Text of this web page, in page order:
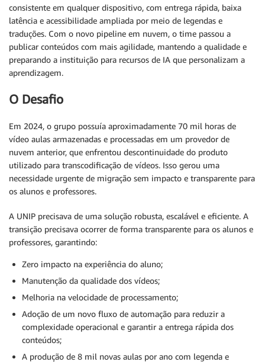
consistente em qualquer dispositivo, com entrega rápida, baixa
latência e acessibilidade ampliada por meio de legendas e
traduções. Com o novo pipeline em nuvem, o time passou a
publicar conteúdos com mais agilidade, mantendo a qualidade e
preparando a instituição para recursos de IA que personalizam a
aprendizagem.
O Desafio
Em 2024, o grupo possuía aproximadamente 70 mil horas de
vídeo aulas armazenadas e processadas em um provedor de
nuvem anterior, que enfrentou descontinuidade do produto
utilizado para transcodificação de vídeos. Isso gerou uma
necessidade urgente de migração sem impacto e transparente para
os alunos e professores.
A UNIP precisava de uma solução robusta, escalável e eficiente. A
transição precisava ocorrer de forma transparente para os alunos e
professores, garantindo:
Zero impacto na experiência do aluno;
Manutenção da qualidade dos vídeos;
Melhoria na velocidade de processamento;
Adoção de um novo fluxo de automação para reduzir a
complexidade operacional e garantir a entrega rápida dos
conteúdos;
A produção de 8 mil novas aulas por ano com legenda e